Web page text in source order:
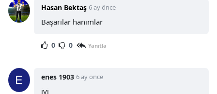
Hasan Bektaş 6 ay önce
Başarılar hanımlar
0 0 Yanıtla
enes 1903 6 ay önce
iyi